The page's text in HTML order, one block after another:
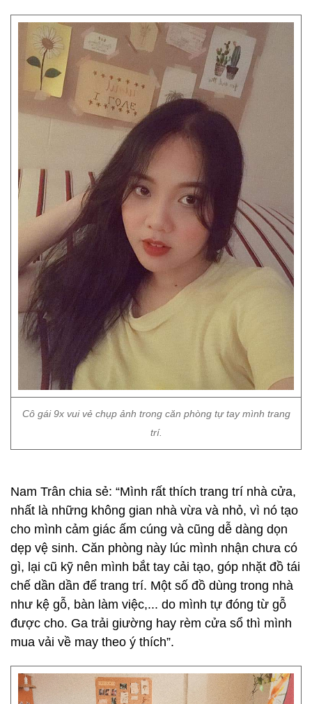
Cô gái 9x vui vẻ chụp ảnh trong căn phòng tự tay mình trang
trí.
Nam Trân chia sẻ: “Mình rất thích trang trí nhà cửa,
nhất là những không gian nhà vừa và nhỏ, vì nó tạo
cho mình cảm giác ấm cúng và cũng dễ dàng dọn
dẹp vệ sinh. Căn phòng này lúc mình nhận chưa có
gì, lại cũ kỹ nên mình bắt tay cải tạo, góp nhặt đồ tái
chế dần dần để trang trí. Một số đồ dùng trong nhà
như kệ gỗ, bàn làm việc,... do mình tự đóng từ gỗ
được cho. Ga trải giường hay rèm cửa sổ thì mình
mua vải về may theo ý thích”.